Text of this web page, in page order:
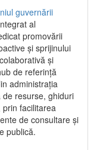
guvernării
al
promovării
și sprijinului
și
de referință
administrația
resurse, ghiduri
facilitarea
de consultare și
publică.